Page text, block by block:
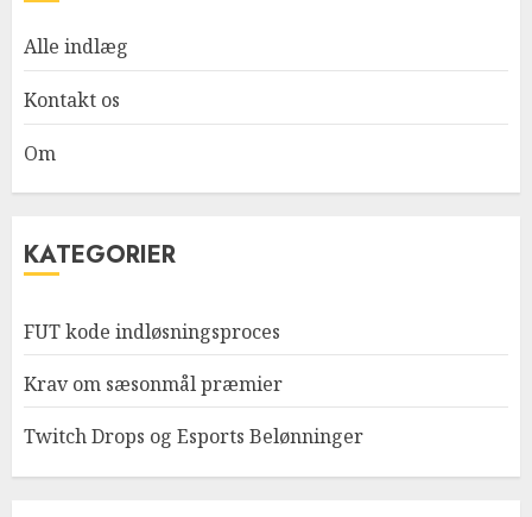
Alle indlæg
Kontakt os
Om
KATEGORIER
FUT kode indløsningsproces
Krav om sæsonmål præmier
Twitch Drops og Esports Belønninger